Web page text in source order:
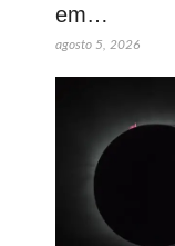
em…
agosto 5, 2026